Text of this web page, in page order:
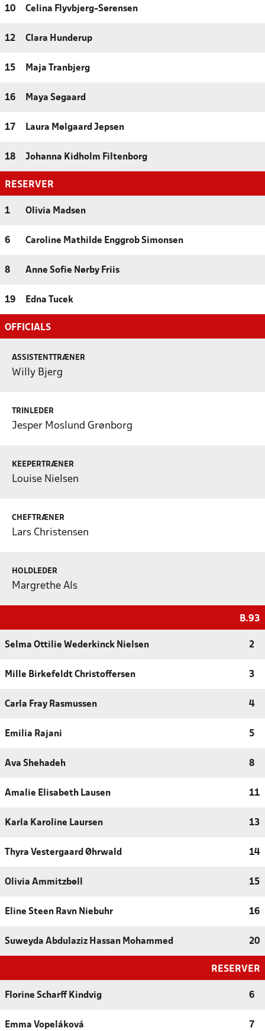
10 Celina Flyvbjerg-Sørensen
12 Clara Hunderup
15 Maja Tranbjerg
16 Maya Søgaard
17 Laura Mølgaard Jepsen
18 Johanna Kidholm Filtenborg
RESERVER
1 Olivia Madsen
6 Caroline Mathilde Enggrob Simonsen
8 Anne Sofie Nørby Friis
19 Edna Tucek
OFFICIALS
ASSISTENTTRÆNER
Willy Bjerg
TRINLEDER
Jesper Moslund Grønborg
KEEPERTRÆNER
Louise Nielsen
CHEFTRÆNER
Lars Christensen
HOLDLEDER
Margrethe Als
B.93
Selma Ottilie Wederkinck Nielsen 2
Mille Birkefeldt Christoffersen 3
Carla Fray Rasmussen 4
Emilia Rajani 5
Ava Shehadeh 8
Amalie Elisabeth Lausen 11
Karla Karoline Laursen 13
Thyra Vestergaard Øhrwald 14
Olivia Ammitzbøll 15
Eline Steen Ravn Niebuhr 16
Suweyda Abdulaziz Hassan Mohammed 20
RESERVER
Florine Scharff Kindvig 6
Emma Vopeláková 7